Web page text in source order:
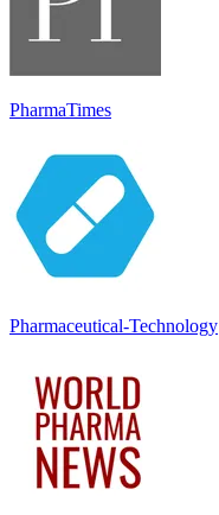
PharmaTimes
Pharmaceutical-Technology